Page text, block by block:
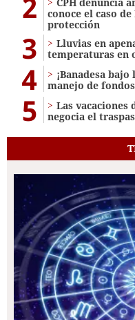
conoce el caso
protección
3
Lluvias en
temperaturas en
4
¡Banadesa
manejo de
5
Las vacaciones
negocia el